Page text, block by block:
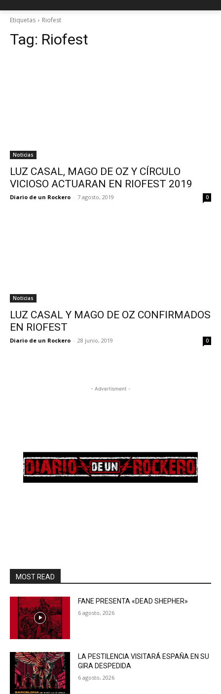
Etiquetas Riofest
Tag: Riofest
Noticias
LUZ CASAL, MAGO DE OZ Y CÍRCULO
VICIOSO ACTUARAN EN RIOFEST 2019
Diario de un Rockero - 7 agosto, 2019 0
Noticias
LUZ CASAL Y MAGO DE OZ CONFIRMADOS
EN RIOFEST
Diario de un Rockero - 28 junio, 2019 0
- Advertisment -
MOST READ
FANE PRESENTA «DEAD SHEPHER»
6 agosto, 2026
LA PESTILENCIA VISITARÁ ESPAÑA EN SU
GIRA DESPEDIDA
6 agosto, 2026